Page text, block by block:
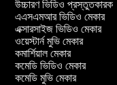
উচ্চারণ ভিডিও প্রস্তুতকারক
এএসএমআর ভিডিও মেকার
এক্সারসাইজ ভিডিও মেকার
ওয়েস্টার্ন মুভি মেকার
কমার্শিয়াল মেকার
কমেডি ভিডিও মেকার
কমেডি মুভি মেকার